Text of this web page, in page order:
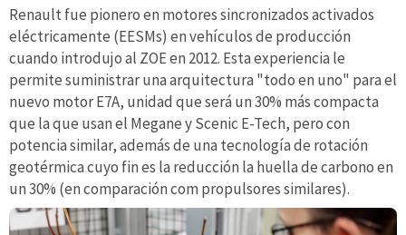
Renault fue pionero en motores sincronizados activados
eléctricamente (EESMs) en vehículos de producción
cuando introdujo al ZOE en 2012. Esta experiencia le
permite suministrar una arquitectura "todo en uno" para el
nuevo motor E7A, unidad que será un 30% más compacta
que la que usan el Megane y Scenic E-Tech, pero con
potencia similar, además de una tecnología de rotación
geotérmica cuyo fin es la reducción la huella de carbono en
un 30% (en comparación com propulsores similares).